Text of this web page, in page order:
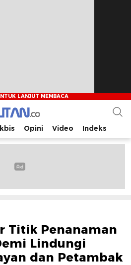
fakta bagi pembaca
Opini Video Indeks
Titik Penanaman
Lindungi
dan Petambak